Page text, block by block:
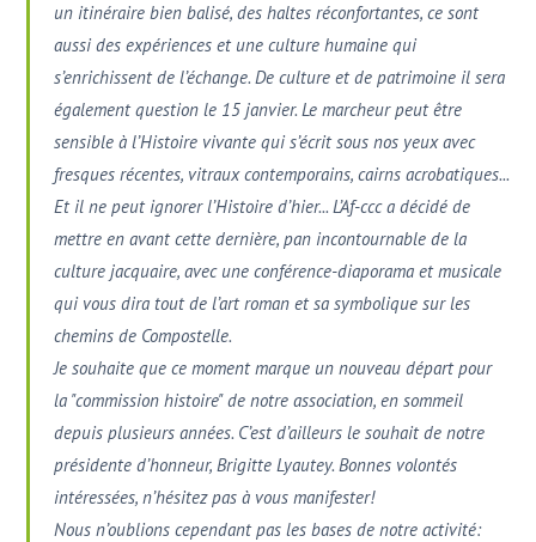
un itinéraire bien balisé, des haltes réconfortantes, ce sont
aussi des expériences et une culture humaine qui
s’enrichissent de l’échange. De culture et de patrimoine il sera
également question le 15 janvier. Le marcheur peut être
sensible à l’Histoire vivante qui s’écrit sous nos yeux avec
fresques récentes, vitraux contemporains, cairns acrobatiques...
Et il ne peut ignorer l’Histoire d’hier... L’Af-ccc a décidé de
mettre en avant cette dernière, pan incontournable de la
culture jacquaire, avec une conférence-diaporama et musicale
qui vous dira tout de l’art roman et sa symbolique sur les
chemins de Compostelle.
Je souhaite que ce moment marque un nouveau départ pour
la "commission histoire" de notre association, en sommeil
depuis plusieurs années. C’est d’ailleurs le souhait de notre
présidente d’honneur, Brigitte Lyautey. Bonnes volontés
intéressées, n’hésitez pas à vous manifester!
Nous n’oublions cependant pas les bases de notre activité: